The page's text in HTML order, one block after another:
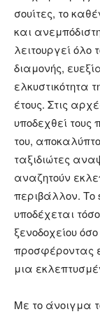
σουίτες, το
και
λειτουργεί όλο
διαμονής,
ελκυστικότητα
έτους. Στις
υποδεχθεί τους
του,
ταξιδιώτες
αναζητούν
περιβάλλον. Το
υποδέχεται
ξενοδοχείου
προσφέροντας
μια
Με το άνοιγμα